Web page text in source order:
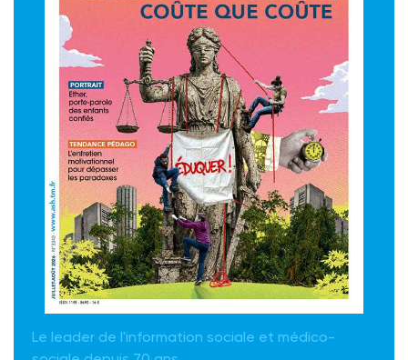
Le leader de l'information sociale et médico-